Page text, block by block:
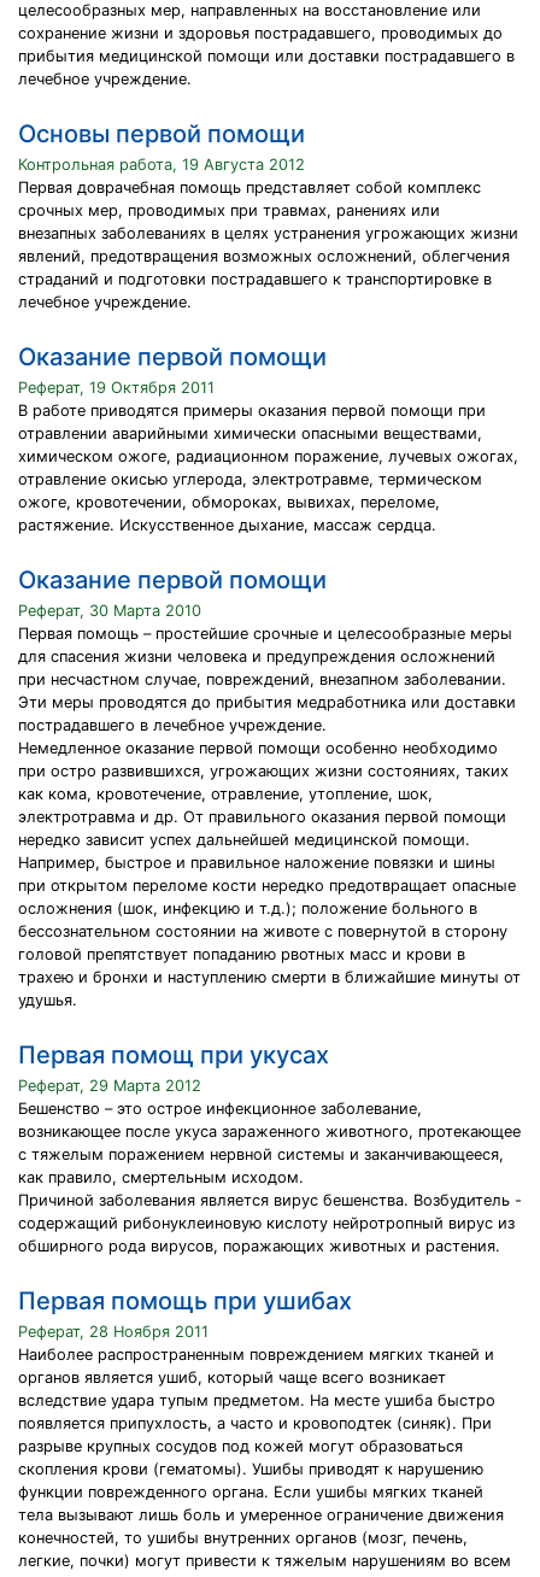
целесообразных мер, направленных на восстановление или
сохранение жизни и здоровья пострадавшего, проводимых до
прибытия медицинской помощи или доставки пострадавшего в
лечебное учреждение.
Основы первой помощи
Контрольная работа, 19 Августа 2012
Первая доврачебная помощь представляет собой комплекс
срочных мер, проводимых при травмах, ранениях или
внезапных заболеваниях в целях устранения угрожающих жизни
явлений, предотвращения возможных осложнений, облегчения
страданий и подготовки пострадавшего к транспортировке в
лечебное учреждение.
Оказание первой помощи
Реферат, 19 Октября 2011
В работе приводятся примеры оказания первой помощи при
отравлении аварийными химически опасными веществами,
химическом ожоге, радиационном поражение, лучевых ожогах,
отравление окисью углерода, электротравме, термическом
ожоге, кровотечении, обмороках, вывихах, переломе,
растяжение. Искусственное дыхание, массаж сердца.
Оказание первой помощи
Реферат, 30 Марта 2010
Первая помощь – простейшие срочные и целесообразные меры
для спасения жизни человека и предупреждения осложнений
при несчастном случае, повреждений, внезапном заболевании.
Эти меры проводятся до прибытия медработника или доставки
пострадавшего в лечебное учреждение.
Немедленное оказание первой помощи особенно необходимо
при остро развившихся, угрожающих жизни состояниях, таких
как кома, кровотечение, отравление, утопление, шок,
электротравма и др. От правильного оказания первой помощи
нередко зависит успех дальнейшей медицинской помощи.
Например, быстрое и правильное наложение повязки и шины
при открытом переломе кости нередко предотвращает опасные
осложнения (шок, инфекцию и т.д.); положение больного в
бессознательном состоянии на животе с повернутой в сторону
головой препятствует попаданию рвотных масс и крови в
трахею и бронхи и наступлению смерти в ближайшие минуты от
удушья.
Первая помощ при укусах
Реферат, 29 Марта 2012
Бешенство – это острое инфекционное заболевание,
возникающее после укуса зараженного животного, протекающее
с тяжелым поражением нервной системы и заканчивающееся,
как правило, смертельным исходом.
Причиной заболевания является вирус бешенства. Возбудитель -
содержащий рибонуклеиновую кислоту нейротропный вирус из
обширного рода вирусов, поражающих животных и растения.
Первая помощь при ушибах
Реферат, 28 Ноября 2011
Наиболее распространенным повреждением мягких тканей и
органов является ушиб, который чаще всего возникает
вследствие удара тупым предметом. На месте ушиба быстро
появляется припухлость, а часто и кровоподтек (синяк). При
разрыве крупных сосудов под кожей могут образоваться
скопления крови (гематомы). Ушибы приводят к нарушению
функции поврежденного органа. Если ушибы мягких тканей
тела вызывают лишь боль и умеренное ограничение движения
конечностей, то ушибы внутренних органов (мозг, печень,
легкие, почки) могут привести к тяжелым нарушениям во всем